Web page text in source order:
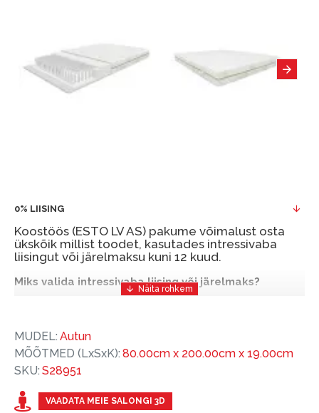
0% LIISING
Koostöös (ESTO LV AS) pakume võimalust osta
ükskõik millist toodet, kasutades intressivaba
liisingut või järelmaksu kuni 12 kuud.
Miks valida intressivaba liising või järelmaks?
teil vajalikud tooted kohe osta, kuid nende eest
hiljem tasuda.
eeliseid ilma esimese sissemakseta ja järelmaksu
VAADATA MEIE SALONGI 3D
MUDEL: Autun
MÕÕTMED (LxSxK): 80.00cm x 200.00cm x 19.00cm
SKU: S28951